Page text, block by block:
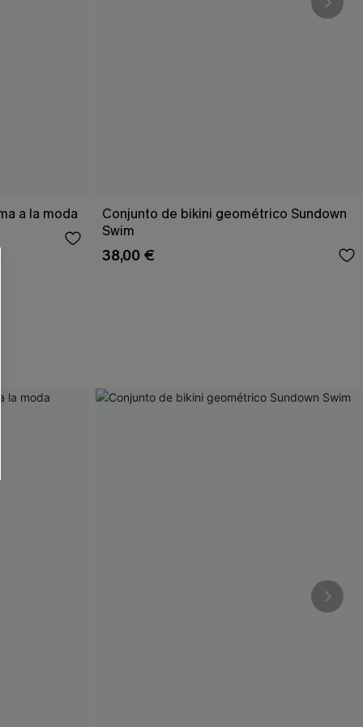
a la moda
Conjunto de bikini geométrico Sundown
Swim
38,00 €
mínima
formulario, usted acepta nuestros
de Cupshe en cualquier momento del
y ofertas adaptados a su perfil.